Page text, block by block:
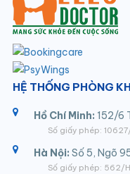
HỆ THỐNG PHÒNG
Hồ Chí Minh: 152/6
Số giấy phép:
Hà Nội: Số 5, Ngõ
Số giấy phép: 562/